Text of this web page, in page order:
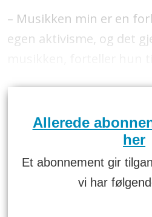
– Musikken min er en
egen aktivisme, og det
Allerede
her
Et abonnement gir
vi har